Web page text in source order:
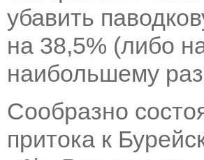
убавить
на 38,5% (либо
наибольшему
Сообразно
притока к